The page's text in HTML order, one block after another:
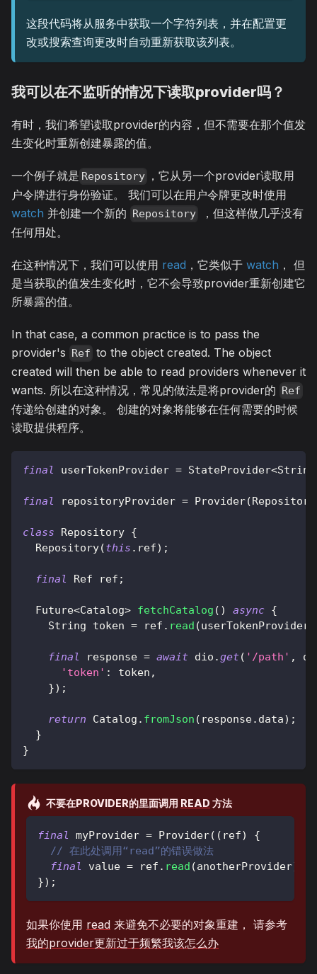
这段代码将从服务中获取一个字符列表，并在配置更
改或搜索查询更改时自动重新获取该列表。
我可以在不监听的情况下读取provider吗？
有时，我们希望读取provider的内容，但不需要在那个值发
生变化时重新创建暴露的值。
一个例子就是 Repository ，它从另一个provider读取用
户令牌进行身份验证。 我们可以在用户令牌更改时使用
watch 并创建一个新的 Repository
，但这样做几乎没有
任何用处。
在这种情况下，我们可以使用 read ，它类似于 watch ， 但
是当获取的值发生变化时，它不会导致provider重新创建它
所暴露的值。
In that case, a common practice is to pass the
provider's Ref to the object created. The object
created will then be able to read providers whenever it
wants. 所以在这种情况，常见的做法是将provider的 Ref
传递给创建的对象。 创建的对象将能够在任何需要的时候
读取提供程序。
final userTokenProvider = StateProvider<String
final repositoryProvider = Provider(Repository
class Repository {
Repository(this . ref) ;
final Ref ref ;
Future<Catalog> fetchCatalog ( ) async {
String token = ref . read (userTokenProvider
final response = await dio .get( '/path' ,
'token' : token ,
}) ;
return Catalog . fromJson ( response. data) ;
}
}
不要在PROVIDER的里面调用 READ 方法
final myProvider = Provider( ( ref)
{
// 在此处调用“read”的错误做法
final
value = ref . read (anotherProvider)
}) ;
如果你使用 read 来避免不必要的对象重建， 请参考
我的provider更新过于频繁我该怎么办